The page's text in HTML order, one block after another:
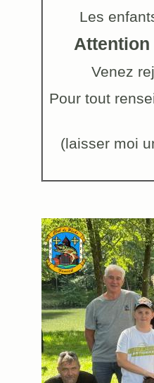
Les
Attention
Venez
Pour tout
(laisser moi